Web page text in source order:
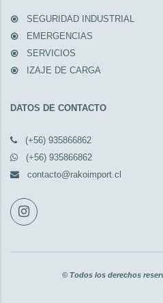
SEGURIDAD INDUSTRIAL
EMERGENCIAS
SERVICIOS
IZAJE DE CARGA
DATOS DE CONTACTO
(+56) 935866862
(+56) 935866862
contacto@rakoimport.cl
© Todos los derechos